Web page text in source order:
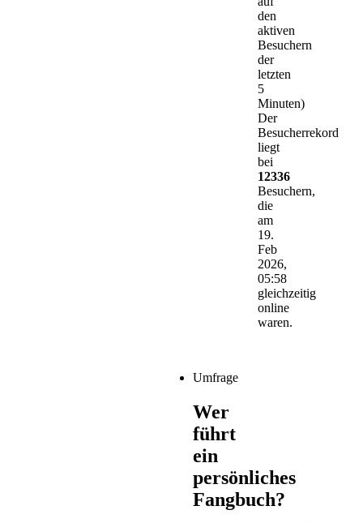
den
aktiven
Besuchern
der
letzten
5
Minuten)
Der
Besucherrekord
liegt
bei
12336
Besuchern,
die
am
19.
Feb
2026,
05:58
gleichzeitig
online
waren.
Umfrage
Wer
führt
ein
persönliches
Fangbuch?